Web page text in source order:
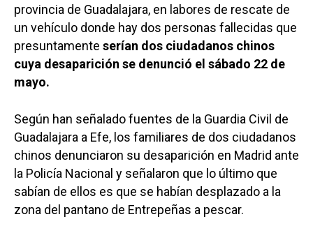
provincia de Guadalajara, en labores de rescate de
un vehículo donde hay dos personas fallecidas que
presuntamente serían dos ciudadanos chinos
cuya desaparición se denunció el sábado 22 de
mayo.
Según han señalado fuentes de la Guardia Civil de
Guadalajara a Efe, los familiares de dos ciudadanos
chinos denunciaron su desaparición en Madrid ante
la Policía Nacional y señalaron que lo último que
sabían de ellos es que se habían desplazado a la
zona del pantano de Entrepeñas a pescar.